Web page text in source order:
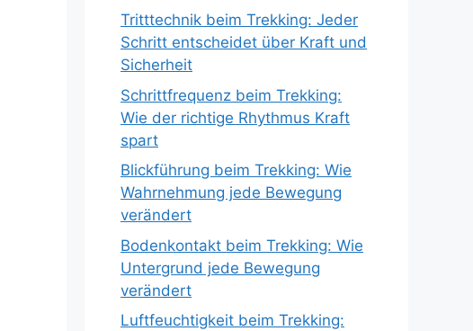
Tritttechnik beim Trekking: Jeder
Schritt entscheidet über Kraft und
Sicherheit
Schrittfrequenz beim Trekking:
Wie der richtige Rhythmus Kraft
spart
Blickführung beim Trekking: Wie
Wahrnehmung jede Bewegung
verändert
Bodenkontakt beim Trekking: Wie
Untergrund jede Bewegung
verändert
Luftfeuchtigkeit beim Trekking: